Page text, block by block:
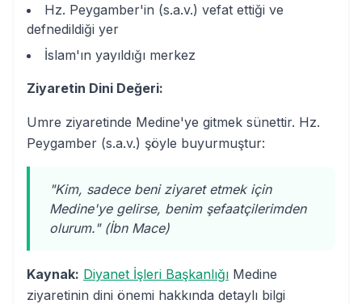
Hz. Peygamber'in (s.a.v.) vefat ettiği ve
defnedildiği yer
İslam'ın yayıldığı merkez
Ziyaretin Dini Değeri:
Umre ziyaretinde Medine'ye gitmek sünettir. Hz.
Peygamber (s.a.v.) şöyle buyurmuştur:
"Kim, sadece beni ziyaret etmek için
Medine'ye gelirse, benim şefaatçilerimden
olurum." (İbn Mace)
Kaynak: Diyanet İşleri Başkanlığı Medine
ziyaretinin dini önemi hakkında detaylı bilgi